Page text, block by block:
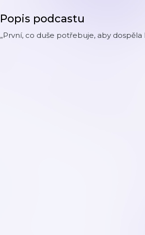
Popis podcastu
„První, co duše potřebuje, aby